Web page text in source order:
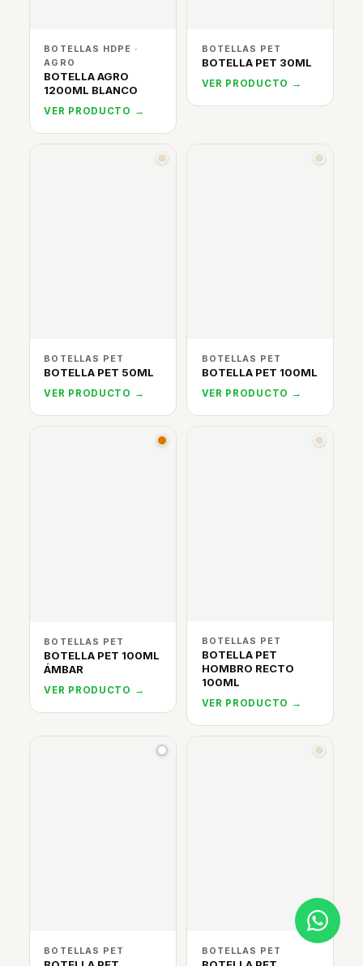
BOTELLAS HDPE ·
AGRO
BOTELLA AGRO
1200ML BLANCO
VER PRODUCTO →
BOTELLAS PET
BOTELLA PET 30ML
VER PRODUCTO →
BOTELLAS PET
BOTELLA PET 50ML
VER PRODUCTO →
BOTELLAS PET
BOTELLA PET 100ML
VER PRODUCTO →
BOTELLAS PET
BOTELLA PET 100ML
ÁMBAR
VER PRODUCTO →
BOTELLAS PET
BOTELLA PET
HOMBRO RECTO
100ML
VER PRODUCTO →
BOTELLAS PET BOTELLAS PET